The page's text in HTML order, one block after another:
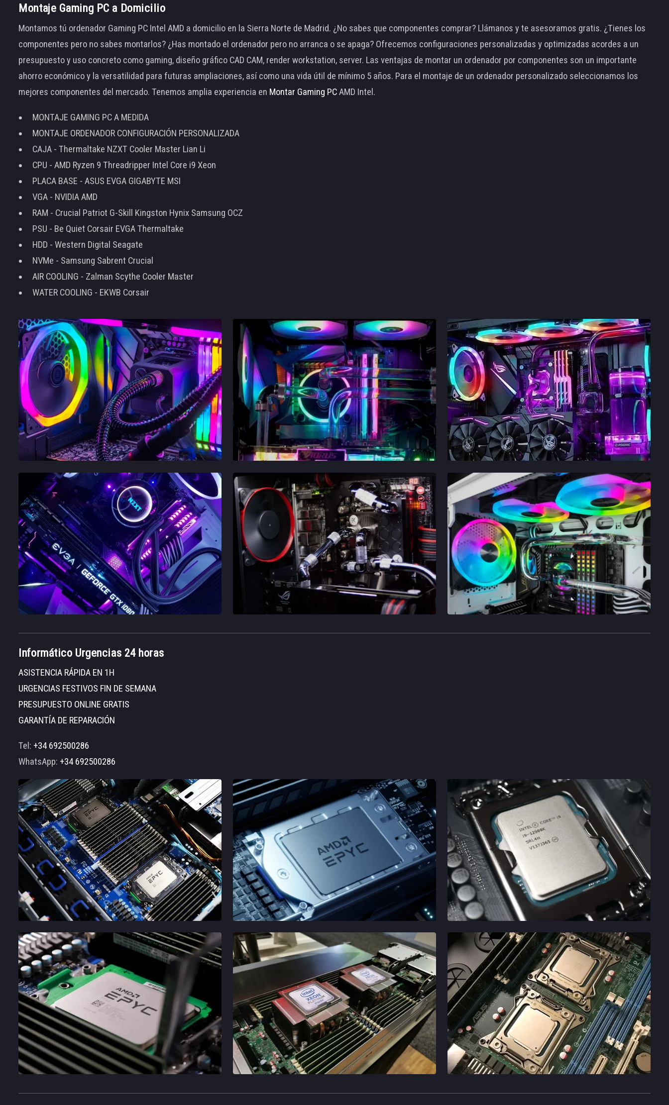
Montaje Gaming PC a Domicilio
Montamos tú ordenador Gaming PC Intel AMD a domicilio en la Sierra Norte de Madrid. ¿No sabes que componentes comprar? Llámanos y te asesoramos gratis. ¿Tienes los
componentes pero no sabes montarlos? ¿Has montado el ordenador pero no arranca o se apaga? Ofrecemos configuraciones personalizadas y optimizadas acordes a un
presupuesto y uso concreto como gaming, diseño gráfico CAD CAM, render workstation, server. Las ventajas de montar un ordenador por componentes son un importante
ahorro económico y la versatilidad para futuras ampliaciones, así como una vida útil de mínimo 5 años. Para el montaje de un ordenador personalizado seleccionamos los
mejores componentes del mercado. Tenemos amplia experiencia en Montar Gaming PCAMD Intel.
MONTAJE GAMING PC A MEDIDA
MONTAJE ORDENADOR CONFIGURACIÓN PERSONALIZADA
CAJA - Thermaltake NZXT Cooler Master Lian Li
CPU - AMD Ryzen 9 Threadripper Intel Core i9 Xeon
PLACA BASE - ASUS EVGA GIGABYTE MSI
VGA - NVIDIA AMD
RAM - Crucial Patriot G-Skill Kingston Hynix Samsung OCZ
PSU - Be Quiet Corsair EVGA Thermaltake
HDD - Western Digital Seagate
NVMe - Samsung Sabrent Crucial
AIR COOLING - Zalman Scythe Cooler Master
WATER COOLING - EKWB Corsair
Informático Urgencias 24 horas
ASISTENCIA RÁPIDA EN 1H
URGENCIAS FESTIVOS FIN DE SEMANA
PRESUPUESTO ONLINE GRATIS
GARANTÍA DE REPARACIÓN
Tel: +34 692500286
WhatsApp: +34 692500286